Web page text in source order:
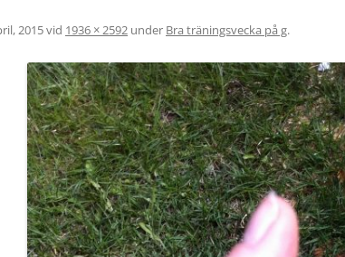
2015vid 1936 × 2592 under Bra träningsvecka på g.